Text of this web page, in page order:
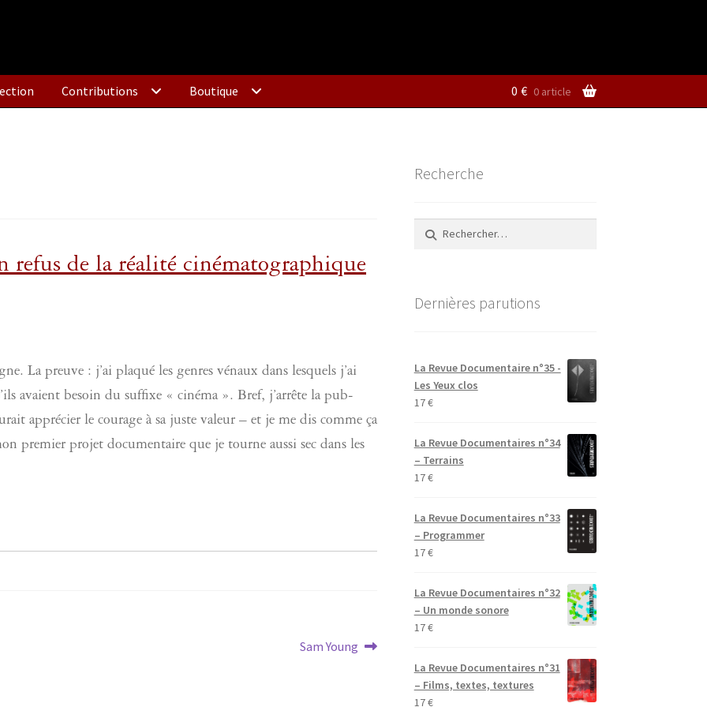
Contributions Boutique 0 € 0 article
refus de la réalité cinématographique
La preuve : j’ai plaqué les genres vénaux dans lesquels j’ai
avaient besoin du suffixe « cinéma ». Bref, j’arrête la pub-
apprécier le courage à sa juste valeur – et je me dis comme ça
premier projet documentaire que je tourne aussi sec dans les
Article
Sam Young
Recherche
Rechercher :
Dernières parutions
La Revue Documentaire n°35 -
Les Yeux clos
17€
La Revue Documentaires n°34
– Terrains
17€
La Revue Documentaires n°33
– Programmer
17€
La Revue Documentaires n°32
– Un monde sonore
17€
La Revue Documentaires n°31
– Films, textes, textures
17€